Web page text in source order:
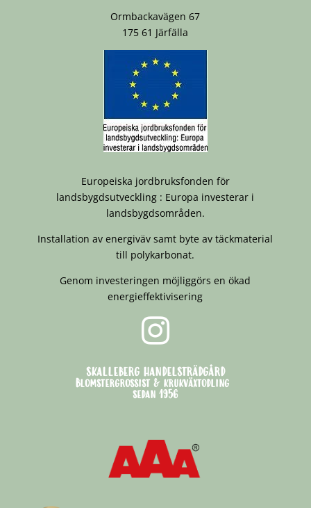
Ormbackavägen 67
175 61 Järfälla
Europeiska jordbruksfonden för
landsbygdsutveckling : Europa investerar i
landsbygdsområden.
Installation av energiväv samt byte av täckmaterial
till polykarbonat.
Genom investeringen möjliggörs en ökad
energieffektivisering

SKALLEBERG HANDELSTRÄDGÅRD
Blomstergrossist & krukväxtodling
sedan 1956